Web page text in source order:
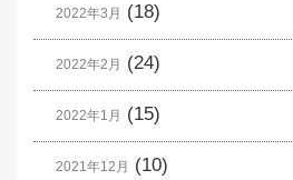
2022年3月 (18)
2022年2月 (24)
2022年1月 (15)
2021年12月 (10)